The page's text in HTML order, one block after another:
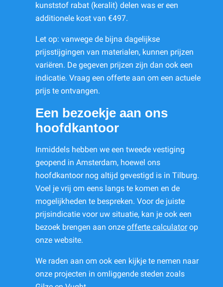
kunststof rabat (keralit) delen was er een
additionele kost van €497.
Let op: vanwege de bijna dagelijkse
prijsstijgingen van materialen, kunnen prijzen
variëren. De gegeven prijzen zijn dan ook een
indicatie. Vraag een offerte aan om een actuele
prijs te ontvangen.
Een bezoekje aan ons
hoofdkantoor
Inmiddels hebben we een tweede vestiging
geopend in Amsterdam, hoewel ons
hoofdkantoor nog altijd gevestigd is in Tilburg.
Voel je vrij om eens langs te komen en de
mogelijkheden te bespreken. Voor de juiste
prijsindicatie voor uw situatie, kan je ook een
bezoek brengen aan onze offerte calculatorop
onze website.
We raden aan om ook een kijkje te nemen naar
onze projecten in omliggende steden zoals